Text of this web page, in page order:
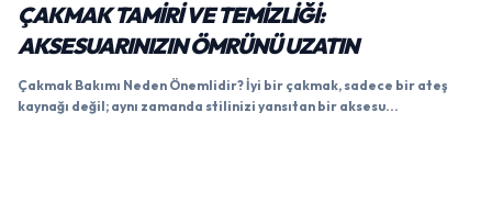
ÇAKMAK TAMIRI VE TEMIZLIĞI:
AKSESUARINIZIN ÖMRÜNÜ UZATIN
Çakmak Bakımı Neden Önemlidir? İyi bir çakmak, sadece bir ateş
kaynağı değil; aynı zamanda stilinizi yansıtan bir aksesu...